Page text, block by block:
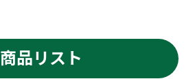
商品リスト